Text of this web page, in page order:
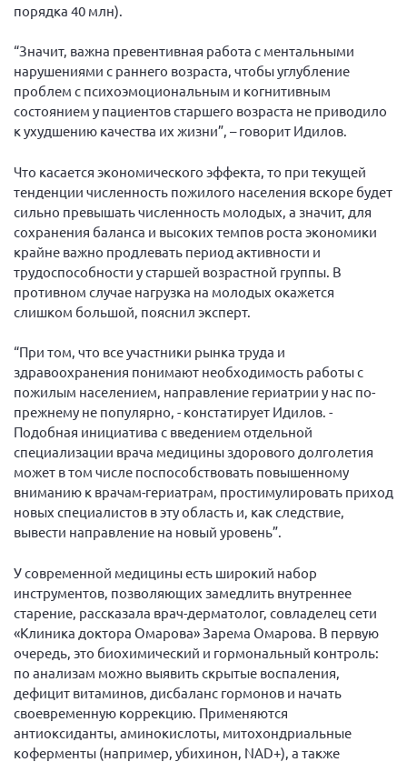
порядка 40 млн).
“Значит, важна превентивная работа с ментальными
нарушениями с раннего возраста, чтобы углубление
проблем с психоэмоциональным и когнитивным
состоянием у пациентов старшего возраста не приводило
к ухудшению качества их жизни”, – говорит Идилов.
Что касается экономического эффекта, то при текущей
тенденции численность пожилого населения вскоре будет
сильно превышать численность молодых, а значит, для
сохранения баланса и высоких темпов роста экономики
крайне важно продлевать период активности и
трудоспособности у старшей возрастной группы. В
противном случае нагрузка на молодых окажется
слишком большой, пояснил эксперт.
“При том, что все участники рынка труда и
здравоохранения понимают необходимость работы с
пожилым населением, направление гериатрии у нас по-
прежнему не популярно, - констатирует Идилов. -
Подобная инициатива с введением отдельной
специализации врача медицины здорового долголетия
может в том числе поспособствовать повышенному
вниманию к врачам-гериатрам, простимулировать приход
новых специалистов в эту область и, как следствие,
вывести направление на новый уровень”.
У современной медицины есть широкий набор
инструментов, позволяющих замедлить внутреннее
старение, рассказала врач-дерматолог, совладелец сети
«Клиника доктора Омарова» Зарема Омарова. В первую
очередь, это биохимический и гормональный контроль:
по анализам можно выявить скрытые воспаления,
дефицит витаминов, дисбаланс гормонов и начать
своевременную коррекцию. Применяются
антиоксиданты, аминокислоты, митохондриальные
коферменты (например, убихинон, NAD+), а также